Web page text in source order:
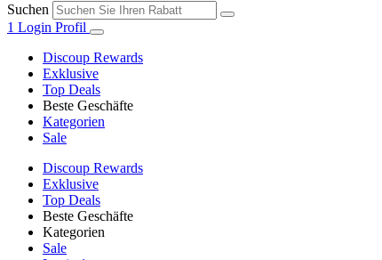
Suchen
1 Login Profil
Discoup Rewards
Exklusive
Top Deals
Beste Geschäfte
Kategorien
Sale
Discoup Rewards
Exklusive
Top Deals
Beste Geschäfte
Kategorien
Sale